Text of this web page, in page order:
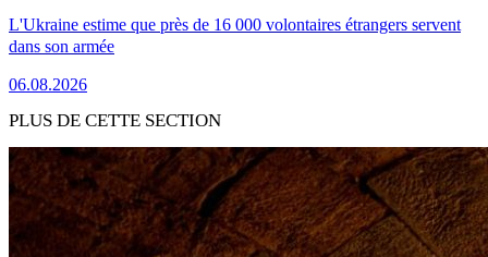
L'Ukraine estime que près de 16 000 volontaires étrangers servent
dans son armée
06.08.2026
PLUS DE CETTE SECTION